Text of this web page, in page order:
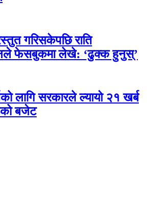
गरिसकेपछि राति
फेसबुकमा लेखे: ‘ढुक्क हुनुस्’
लागि सरकारले ल्यायो २१ खर्ब
बजेट